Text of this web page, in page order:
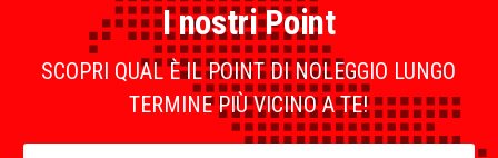
I nostri Point
SCOPRI QUAL È IL POINT DI NOLEGGIO LUNGO
TERMINE PIÙ VICINO A TE!